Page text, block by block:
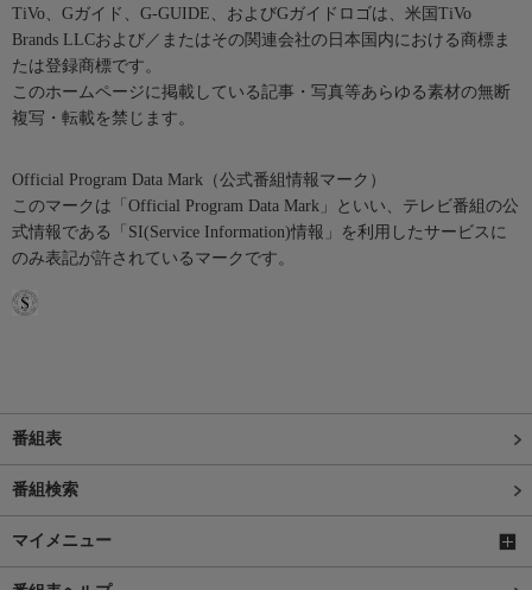
TiVo、Gガイド、G-GUIDE、およびGガイドロゴは、米国TiVo
Brands LLCおよび／またはその関連会社の日本国内における商標ま
たは登録商標です。
このホームページに掲載している記事・写真等あらゆる素材の無断
複写・転載を禁じます。
Official Program Data Mark（公式番組情報マーク）
このマークは「Official Program Data Mark」といい、テレビ番組の公
式情報である「SI(Service Information)情報」を利用したサービスに
のみ表記が許されているマークです。
番組表
番組検索
マイメニュー